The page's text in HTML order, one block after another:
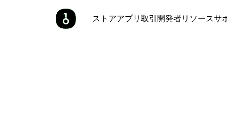
ストアアプリ 取引 開発者リソースサ